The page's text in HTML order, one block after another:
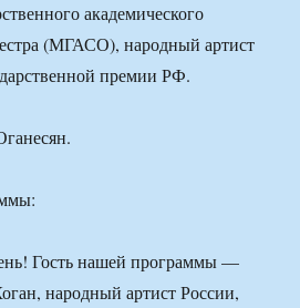
академического
(МГАСО), народный артист
премии РФ.
Гость нашей программы —
народный артист России,